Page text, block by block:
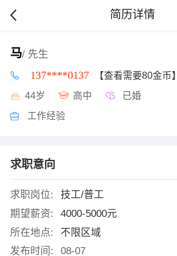
简历详情
马/ 先生
137****0137 【查看需要80金币】
44岁 高中 已婚
工作经验
求职意向
求职岗位:
技工/普工
期望薪资:
4000-5000元
所在地点:
不限区域
发布时间:
08-07